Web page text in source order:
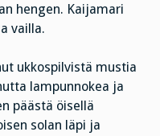
hengen. Kaijamari
vailla.
ukkospilvistä mustia
lampunnokea ja
päästä öisellä
solan läpi ja